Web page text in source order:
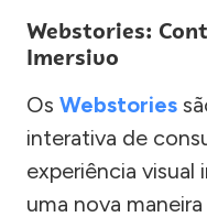
Webstories:
Imersivo
Os Webstories
interativa de
experiência visual
uma nova